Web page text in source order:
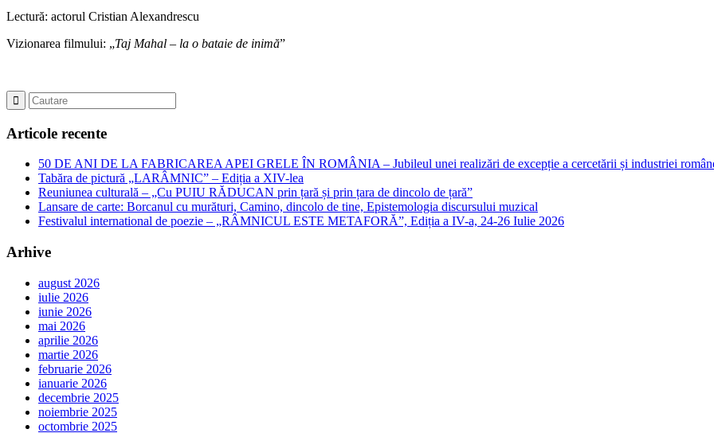
Lectură: actorul Cristian Alexandrescu
Vizionarea filmului: „Taj Mahal – la o bataie de inimă”
Articole recente
50 DE ANI DE LA FABRICAREA APEI GRELE ÎN ROMÂNIA – Jubileul unei realizări de excepție a cercetării și industriei
Tabăra de pictură „LARÂMNIC” – Ediția a XIV-lea
Reuniunea culturală – „Cu PUIU RĂDUCAN prin țară și prin țara de dincolo de țară”
Lansare de carte: Borcanul cu murături, Camino, dincolo de tine, Epistemologia discursului muzical
Festivalul international de poezie – „RÂMNICUL ESTE METAFORĂ”, Ediția a IV-a, 24-26 Iulie 2026
Arhive
august 2026
iulie 2026
iunie 2026
mai 2026
aprilie 2026
martie 2026
februarie 2026
ianuarie 2026
decembrie 2025
noiembrie 2025
octombrie 2025